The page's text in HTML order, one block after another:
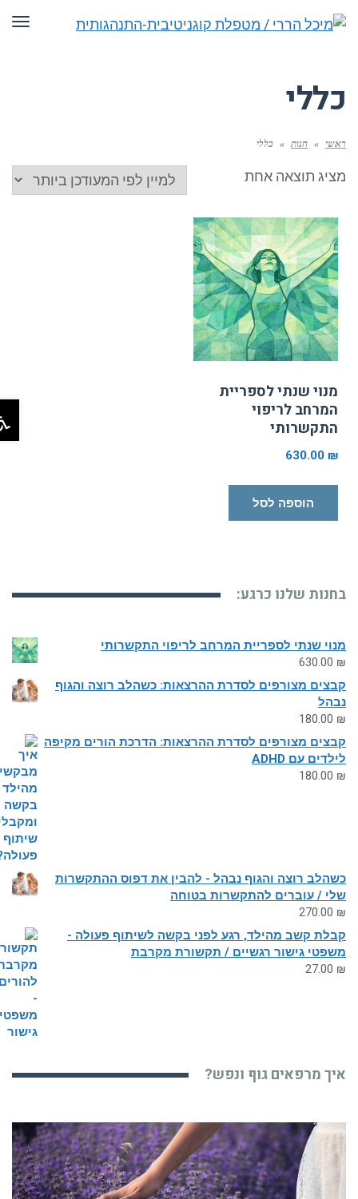
כללי
ראשי » חנות » כללי
מציג תוצאה אחת
מנוי שנתי לספריית
המרחב לריפוי
התקשרותי
630.00
הוספה לסל
בחנות שלנו כרגע:
מנוי שנתי לספריית המרחב לריפוי התקשרותי
630.00
קבצים מצורפים לסדרת ההרצאות: כשהלב רוצה והגוף
נבהל
180.00
קבצים מצורפים לסדרת ההרצאות: הדרכת הורים מקיפה
לילדים עם ADHD
180.00
כשהלב רוצה והגוף נבהל - להבין את דפוס ההתקשרות
שלי / עוברים להתקשרות בטוחה
270.00
קבלת קשב מהילד, רגע לפני בקשה לשיתוף פעולה -
משפטי גישור רגשיים / תקשורת מקרבת
27.00
איך מרפאים גוף ונפש?